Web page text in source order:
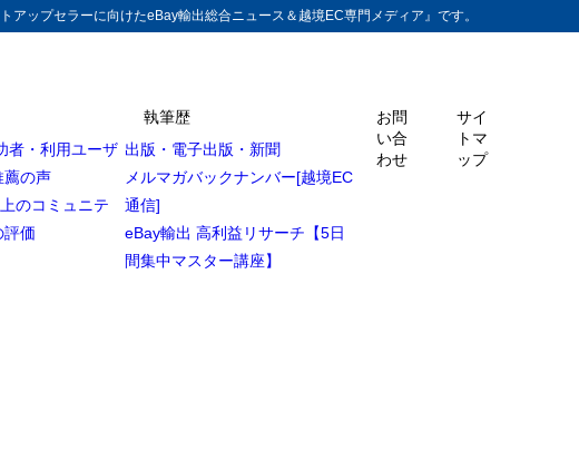
ップセラーに向けたeBay輸出総合ニュース＆越境EC専門メディア』です。
者・利用ユーザ
薦の声
のコミュニテ
評価
執筆歴
出版・電子出版・新聞
メルマガバックナンバー[越境EC
通信]
eBay輸出 高利益リサーチ【5日
間集中マスター講座】
お問
い合
わせ
サイ
トマ
ップ